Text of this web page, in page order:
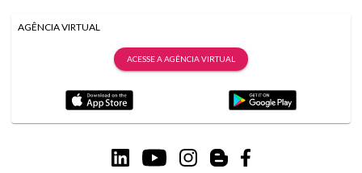
AGÊNCIA VIRTUAL
ACESSE A AGÊNCIA VIRTUAL